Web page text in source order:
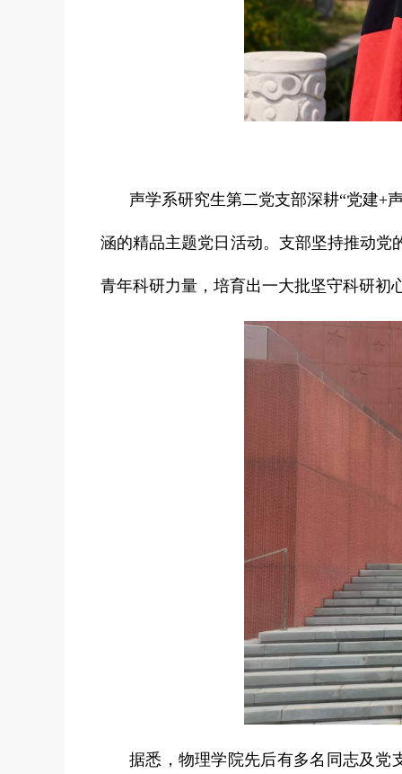
声学系研究生第二党支部深耕“党建+
涵的精品主题党日活动。支部坚持推动
青年科研力量，培育出一大批坚守科研初
据悉，物理学院先后有多名同志及党